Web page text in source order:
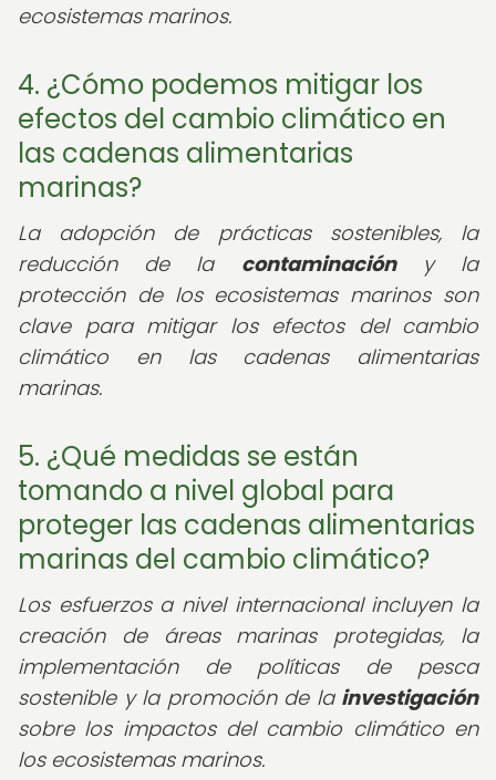
ecosistemas marinos.
4. ¿Cómo podemos mitigar los
efectos del cambio climático en
las cadenas alimentarias
marinas?
La adopción de prácticas sostenibles, la
reducción de la contaminacióny la
protección de los ecosistemas marinos son
clave para mitigar los efectos del cambio
climático en las cadenas alimentarias
marinas.
5. ¿Qué medidas se están
tomando a nivel global para
proteger las cadenas alimentarias
marinas del cambio climático?
Los esfuerzos a nivel internacional incluyen la
creación de áreas marinas protegidas, la
implementación de políticas de pesca
sostenible y la promoción de la investigación
sobre los impactos del cambio climático en
los ecosistemas marinos.